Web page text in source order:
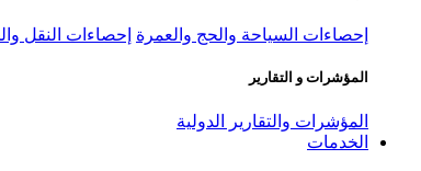
إحصاءات السياحة والحج والعمرة إحصاءات النقل
المؤشرات و التقارير
المؤشرات والتقارير الدولية
الخدمات